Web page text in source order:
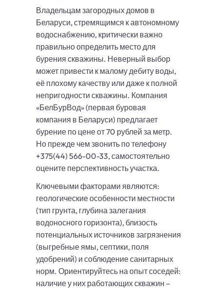
Владельцам загородных домов в
Беларуси, стремящимся к автономному
водоснабжению, критически важно
правильно определить место для
бурения скважины. Неверный выбор
может привести к малому дебиту воды,
её плохому качеству или даже к полной
непригодности скважины. Компания
«БелБурВод» (первая буровая
компания в Беларуси) предлагает
бурение по цене от 70 рублей за метр.
Но прежде чем звонить по телефону
+375(44) 566-00-33, самостоятельно
оцените перспективность участка.
Ключевыми факторами являются:
геологические особенности местности
(тип грунта, глубина залегания
водоносного горизонта), близость
потенциальных источников загрязнения
(выгребные ямы, септики, поля
удобрений) и соблюдение санитарных
норм. Ориентируйтесь на опыт соседей:
наличие у них работающих скважин –